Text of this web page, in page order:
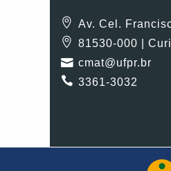
Av. Cel.
81530-000 |
cmat@ufpr.br
3361-3032